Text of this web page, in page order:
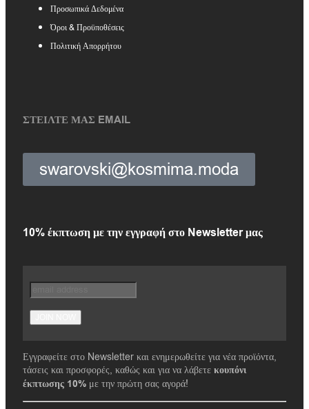
Προσωπικά Δεδομένα
Όροι & Προϋποθέσεις
Πολιτική Απορρήτου
ΣΤΕΙΛΤΕ ΜΑΣ EMAIL
swarovski@kosmima.moda
10% έκπτωση με την εγγραφή στο Newsletter μας
Εγγραφείτε στο Newsletter και ενημερωθείτε για νέα προϊόντα,
τάσεις και προσφορές, καθώς και για να λάβετε κουπόνι
έκπτωσης 10% με την πρώτη σας αγορά!